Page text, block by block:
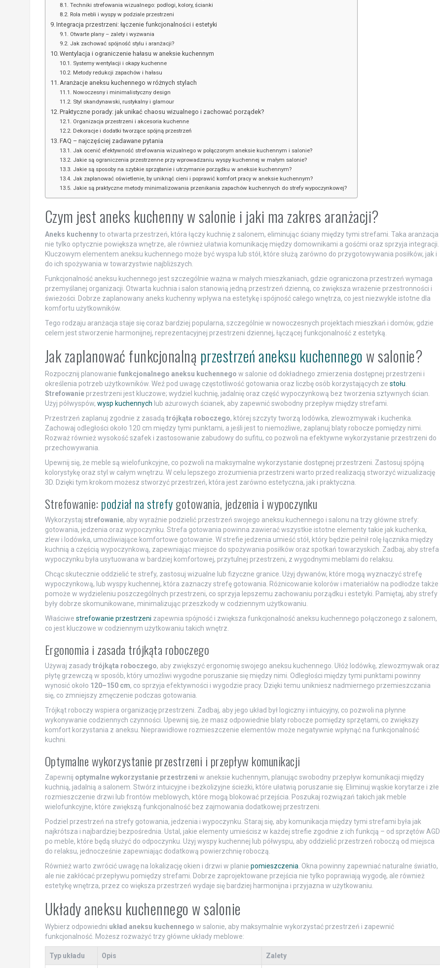
Techniki strefowania wizualnego: podłogi, kolory, ścianki
Rola mebli i wyspy w podziale przestrzeni
Integracja przestrzeni: łączenie funkcjonalności i estetyki
Otwarte plany – zalety i wyzwania
Jak zachować spójność stylu i aranżacji?
Wentylacja i ograniczenie hałasu w aneksie kuchennym
Systemy wentylacji i okapy kuchenne
Metody redukcji zapachów i hałasu
Aranżacje aneksu kuchennego w różnych stylach
Nowoczesny i minimalistyczny design
Styl skandynawski, rustykalny i glamour
Praktyczne porady: jak unikać chaosu wizualnego i zachować porządek?
Organizacja przestrzeni i akcesoria kuchenne
Dekoracje i dodatki tworzące spójną przestrzeń
FAQ – najczęściej zadawane pytania
Jak ocenić efektywność strefowania wizualnego w połączonym aneksie kuchennym i salonie?
Jakie są ograniczenia przestrzenne przy wprowadzaniu wyspy kuchennej w małym salonie?
Jakie są sposoby na szybkie sprzątanie i utrzymanie porządku w aneksie kuchennym?
Jak zaplanować oświetlenie, by uniknąć cieni i poprawić komfort pracy w aneksie kuchennym?
Jakie są praktyczne metody minimalizowania przenikania zapachów kuchennych do strefy wypoczynkowej?
Czym jest aneks kuchenny w salonie i jaki ma zakres aranżacji?
Aneks kuchennyto otwarta przestrzeń, która łączy kuchnię z salonem, eliminując ściany między tymi strefami. Taka aranżacja
nie tylko optycznie powiększa wnętrze, ale również ułatwia komunikację między domownikami a gośćmi oraz sprzyja integracji.
Kluczowym elementem aneksu kuchennego może być wyspa lub stół, które służą zarówno do przygotowywania posiłków, jak i
do ich spożywania w towarzystwie najbliższych.
Funkcjonalność aneksu kuchennego jest szczególnie ważna w małych mieszkaniach, gdzie ograniczona przestrzeń wymaga
przemyślanej organizacji. Otwarta kuchnia i salon stanowią jedną przestrzeń dzienną, co zwiększa wrażenie przestronności i
świeżości. Dobrze zaplanowany aneks kuchenny wpływa na estetykę i spójność całego wnętrza, co jest niezwykle istotne dla
komfortu użytkowników.
Tego rodzaju aranżacja staje się coraz bardziej popularna, szczególnie w nowoczesnych projektach mieszkań i domów, gdzie
celem jest stworzenie harmonijnej, reprezentacyjnej przestrzeni dziennej, łączącej funkcjonalność z estetyką.
Jak zaplanować funkcjonalną przestrzeń aneksu kuchennego w salonie?
Rozpocznij planowanie funkcjonalnego aneksu kuchennego w salonie od dokładnego zmierzenia dostępnej przestrzeni i
określenia potrzeb użytkowników. Weź pod uwagę częstotliwość gotowania oraz liczbę osób korzystających ze stołu.
Strefowanieprzestrzeni jest kluczowe; wydziel kuchnię, jadalnię oraz część wypoczynkową bez tworzenia sztywnych ścian.
Użyj półwyspów, wysp kuchennych lub ażurowych ścianek, aby zapewnić swobodny przepływ między strefami.
Przestrzeń zaplanuj zgodnie z zasadą trójkąta roboczego, której szczyty tworzą lodówka, zlewozmywak i kuchenka.
Zachowaj odległości około 120 cm między tymi punktami, a jeśli jest to niemożliwe, zaplanuj blaty robocze pomiędzy nimi.
Rozważ również wysokość szafek i zastosowanie zabudowy do sufitu, co pozwoli na efektywne wykorzystanie przestrzeni do
przechowywania.
Upewnij się, że meble są wielofunkcyjne, co pozwoli na maksymalne wykorzystanie dostępnej przestrzeni. Zastosuj spójną
kolorystykę oraz styl w całym wnętrzu. W celu lepszego zrozumienia przestrzeni warto przed realizacją stworzyć wizualizację
3D. Dzięki tym krokom możesz stworzyć przestrzeń, która jest zarówno estetyczna, jak i praktyczna.
Strefowanie: podział na strefygotowania, jedzenia i wypoczynku
Wykorzystaj strefowanie, aby wyraźnie podzielić przestrzeń swojego aneksu kuchennego i salonu na trzy główne strefy:
gotowania, jedzenia oraz wypoczynku. Strefa gotowania powinna zawierać wszystkie istotne elementy takie jak kuchenka,
zlew i lodówka, umożliwiające komfortowe gotowanie. W strefie jedzenia umieść stół, który będzie pełnił rolę łącznika między
kuchnią a częścią wypoczynkową, zapewniając miejsce do spożywania posiłków oraz spotkań towarzyskich. Zadbaj, aby strefa
wypoczynku była usytuowana w bardziej komfortowej, przytulnej przestrzeni, z wygodnymi meblami do relaksu.
Chcąc skutecznie oddzielić te strefy, zastosuj wizualne lub fizyczne granice. Użyj dywanów, które mogą wyznaczyć strefę
wypoczynkową, lub wyspy kuchennej, która zaznaczy strefę gotowania. Różnicowanie kolorów i materiałów na podłodze także
pomoże w wydzieleniu poszczególnych przestrzeni, co sprzyja lepszemu zachowaniu porządku i estetyki. Pamiętaj, aby strefy
były dobrze skomunikowane, minimalizując przeszkody w codziennym użytkowaniu.
Właściwe strefowanie przestrzeni zapewnia spójność i zwiększa funkcjonalność aneksu kuchennego połączonego z salonem,
co jest kluczowe w codziennym użytkowaniu takich wnętrz.
Ergonomia i zasada trójkąta roboczego
Używaj zasadytrójkąta roboczego, aby zwiększyć ergonomię swojego aneksu kuchennego. Ułóż lodówkę, zlewozmywak oraz
płytę grzewczą w sposób, który umożliwi wygodne poruszanie się między nimi. Odległości między tymi punktami powinny
wynosić około 120–150 cm, co sprzyja efektywności i wygodzie pracy. Dzięki temu unikniesz nadmiernego przemieszczania
się, co zmniejszy zmęczenie podczas gotowania.
Trójkąt roboczy wspiera organizację przestrzeni. Zadbaj, aby jego układ był logiczny i intuicyjny, co pozwoli na płynne
wykonywanie codziennych czynności. Upewnij się, że masz odpowiednie blaty robocze pomiędzy sprzętami, co zwiększy
komfort korzystania z aneksu. Nieprawidłowe rozmieszczenie elementów może negatywnie wpłynąć na funkcjonalność
kuchni.
Optymalne wykorzystanie przestrzeni i przepływ komunikacji
Zapewnij optymalne wykorzystanie przestrzeni w aneksie kuchennym, planując swobodny przepływ komunikacji między
kuchnią, jadalnią a salonem. Stwórz intuicyjne i bezkolizyjne ścieżki, które ułatwią poruszanie się. Eliminuj wąskie korytarze i złe
rozmieszczenie drzwi lub frontów meblowych, które mogą blokować przejścia. Poszukaj rozwiązań takich jak meble
wielofunkcyjne, które zwiększą funkcjonalność bez zajmowania dodatkowej przestrzeni.
Podziel przestrzeń na strefy gotowania, jedzenia i wypoczynku. Staraj się, aby komunikacja między tymi strefami była jak
najkrótsza i najbardziej bezpośrednia. Ustal, jakie elementy umieścisz w każdej strefie zgodnie z ich funkcją – od sprzętów AGD
po meble, które będą służyć do odpoczynku. Użyj wyspy kuchennej lub półwyspu, aby oddzielić przestrzeń roboczą od miejsca
do relaksu, jednocześnie zapewniając dodatkową powierzchnię roboczą.
Również warto zwrócić uwagę na lokalizację okien i drzwi w planie pomieszczenia. Okna powinny zapewniać naturalne światło,
ale nie zakłócać przepływu pomiędzy strefami. Dobrze zaprojektowane przejścia nie tylko poprawiają wygodę, ale również
estetykę wnętrza, przez co większa przestrzeń wydaje się bardziej harmonijna i przyjazna w użytkowaniu.
Układy aneksu kuchennego w salonie
Wybierz odpowiedni układ aneksu kuchennego w salonie, aby maksymalnie wykorzystać przestrzeń i zapewnić
funkcjonalność. Możesz rozważyć trzy główne układy meblowe:
Typ układu Opis Zalety